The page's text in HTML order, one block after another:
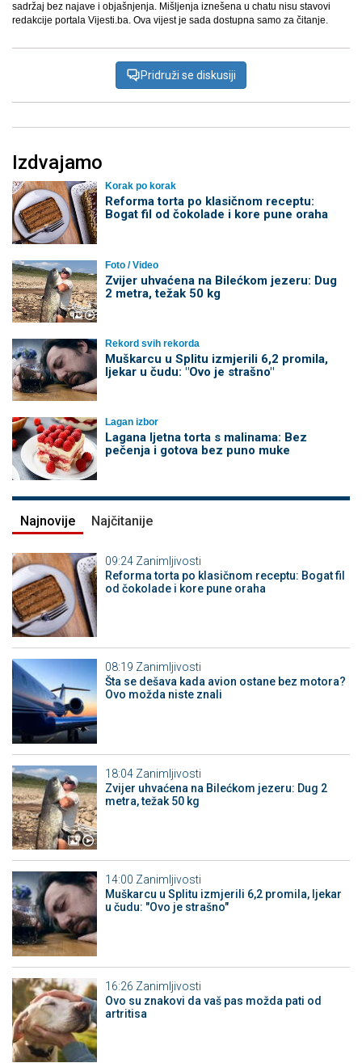
sadržaj bez najave i objašnjenja. Mišljenja iznešena u chatu nisu stavovi
redakcije portala Vijesti.ba. Ova vijest je sada dostupna samo za čitanje.
Pridruži se diskusiji
Izdvajamo
Korak po korak
Reforma torta po klasičnom receptu:
Bogat fil od čokolade i kore pune oraha
Foto / Video
Zvijer uhvaćena na Bilećkom jezeru: Dug
2 metra, težak 50 kg
Rekord svih rekorda
Muškarcu u Splitu izmjerili 6,2 promila,
ljekar u čudu: "Ovo je strašno"
Lagan izbor
Lagana ljetna torta s malinama: Bez
pečenja i gotova bez puno muke
Najnovije Najčitanije
09:24 Zanimljivosti
Reforma torta po klasičnom receptu: Bogat fil
od čokolade i kore pune oraha
08:19 Zanimljivosti
Šta se dešava kada avion ostane bez motora?
Ovo možda niste znali
18:04 Zanimljivosti
Zvijer uhvaćena na Bilećkom jezeru: Dug 2
metra, težak 50 kg
14:00 Zanimljivosti
Muškarcu u Splitu izmjerili 6,2 promila, ljekar
u čudu: "Ovo je strašno"
16:26 Zanimljivosti
Ovo su znakovi da vaš pas možda pati od
artritisa